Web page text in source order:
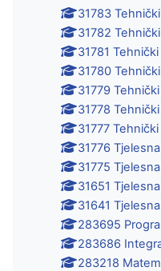
31783
31782
31781
31780
31779
31778
31777
31776
31775
31651
31641
283695
283686
283218